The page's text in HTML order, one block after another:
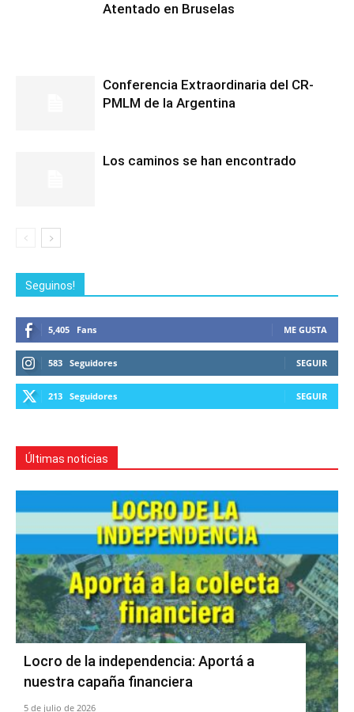
Atentado en Bruselas
Conferencia Extraordinaria del CR-
PMLM de la Argentina
Los caminos se han encontrado
Seguinos!
5,405 Fans ME GUSTA
583 Seguidores SEGUIR
213 Seguidores SEGUIR
Últimas noticias
Locro de la independencia: Aportá a
nuestra capaña financiera
5 de julio de 2026